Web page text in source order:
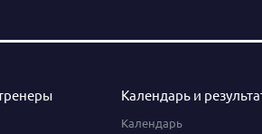
Календарь и
Календарь